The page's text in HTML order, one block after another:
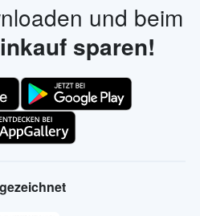
und beim
sparen!